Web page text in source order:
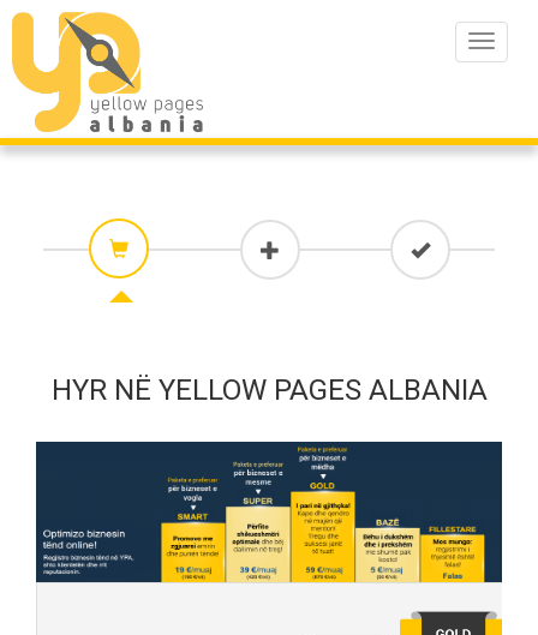
Toggle
HYR NË YELLOW PAGES ALBANIA